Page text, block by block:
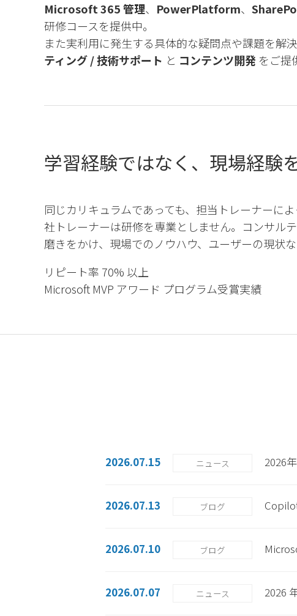
Microsoft 365 管理、 PowerPlatform、
研修コースを提供中。
また実利用に発生する具体的な疑問点や課題を解決
ティング / 技術サポート と コンテンツ開発 をご提
学習経験ではなく、現場経験
同じカリキュラムであっても、担当トレーナーに
社トレーナーは研修を専業としません。コンサル
磨きをかけ、現場でのノウハウ、ユーザーの現状
リピート率 70% 以上
Microsoft MVP アワード プログラム受賞実績
2026.07.15 ニュース 2026
2026.07.13 ブログ
2026.07.10 ブログ
2026.07.07 ニュース 2026